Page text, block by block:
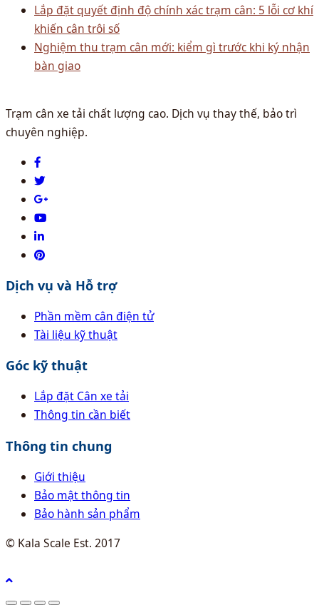
Lắp đặt quyết định độ chính xác trạm cân: 5 lỗi cơ khí
khiến cân trôi số
Nghiệm thu trạm cân mới: kiểm gì trước khi ký nhận
bàn giao
Trạm cân xe tải chất lượng cao. Dịch vụ thay thế, bảo trì
chuyên nghiệp.
Dịch vụ và Hỗ trợ
Phần mềm cân điện tử
Tài liệu kỹ thuật
Góc kỹ thuật
Lắp đặt Cân xe tải
Thông tin cần biết
Thông tin chung
Giới thiệu
Bảo mật thông tin
Bảo hành sản phẩm
© Kala Scale Est. 2017